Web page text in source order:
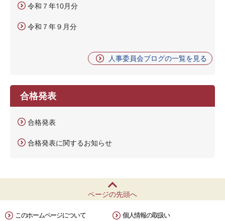
令和７年10月分
令和７年９月分
人事委員会ブログの一覧を見る
合格発表
合格発表
合格発表に関するお知らせ
ページの先頭へ
このホームページについて 個人情報の取扱い